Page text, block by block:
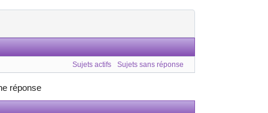
Sujets actifs Sujets sans réponse
réponse